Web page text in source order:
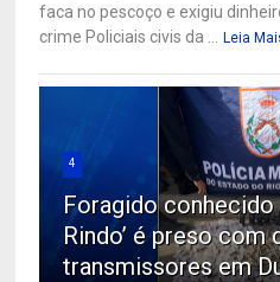
faca no pescoço e exigiu
crime Policiais civis da ...
Leia
4
Foragido conhecido
Rindo’ é preso com
transmissores em